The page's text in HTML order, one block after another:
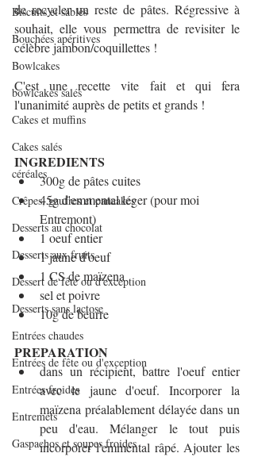
Biscuits et sablés
Bouchées apéritives
Bowlcakes
bowlcakes salés
Cakes et muffins
Cakes salés
céréales
Crêpes, gaufres et pancakes
Desserts au chocolat
Desserts aux fruits
Dessert de fête ou d'exception
Desserts sans lactose
Entrées chaudes
Entrées de fête ou d'exception
Entrées froides
Entremets
Gaspachos et soupes froides
de recycler un reste de pâtes. Régressive à
souhait, elle vous permettra de revisiter le
célèbre jambon/coquillettes !
C'est une recette vite fait et qui fera
l'unanimité auprès de petits et grands !
INGREDIENTS
300g de pâtes cuites
45g d'emmental léger (pour moi
Entremont)
1 oeuf entier
1 jaune d'oeuf
1 CS de maïzena
sel et poivre
10g de beurre
PREPARATION
dans un récipient, battre l'oeuf entier
avec le jaune d'oeuf. Incorporer la
maïzena préalablement délayée dans un
peu d'eau. Mélanger le tout puis
incorporer l'emmental râpé. Ajouter les